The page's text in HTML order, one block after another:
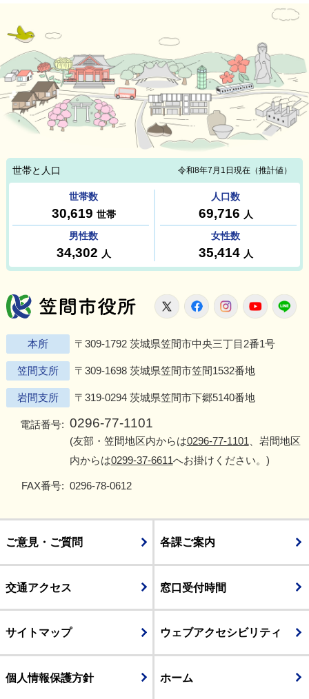
笠間市役所
X FacebookInstagram
本所 〒309-1792 茨城県笠間市中央三丁目2番1号
笠間支所 〒309-1698 茨城県笠間市笠間1532番地
岩間支所 〒319-0294 茨城県笠間市下郷5140番地
電話番号: 0296-77-1101
(友部・笠間地区内からは0296-77-1101、岩間地区
内からは0299-37-6611へお掛けください。)
FAX番号: 0296-78-0612
ご意見・ご質問 各課ご案内
交通アクセス 窓口受付時間
サイトマップ ウェブアクセシビリティ
個人情報保護方針 ホーム